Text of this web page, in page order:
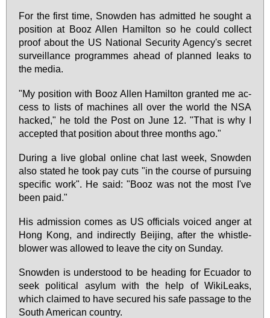
For the first time, Snow­den has ad­mit­ted he sought a
po­si­ti­on at Booz Al­len Ha­mil­ton so he could collect
pro­of about the US Na­tio­nal Se­cu­ri­ty Agen­cy's se­cret
sur­veil­lan­ce pro­gram­mes ahead of plan­ned leaks to
the me­dia.
"My po­si­ti­on with Booz Al­len Ha­mil­ton gran­ted me ac­
cess to lists of ma­chi­nes all over the world the NSA
ha­cked," he told the Post on Ju­ne 12. "That is why I
ac­cep­ted that po­si­ti­on about three months ago."
Du­ring a live glo­bal on­line chat last week, Snow­den
al­so sta­ted he took pay cuts "in the cour­se of pur­suing
spe­ci­fic work". He said: "Booz was not the most I've
be­en paid."
His ad­mis­si­on co­mes as US of­fi­ci­als voiced an­ger at
Hong Kong, and in­di­rect­ly Bei­jing, af­ter the whist­le-
blo­wer was al­lo­wed to lea­ve the ci­ty on Sun­day.
Snow­den is un­ders­tood to be hea­ding for Ecua­dor to
seek po­li­ti­cal asyl­um with the help of Wi­ki­Leaks,
which clai­med to ha­ve se­cu­red his safe pas­sa­ge to the
South Ame­ri­can coun­try.